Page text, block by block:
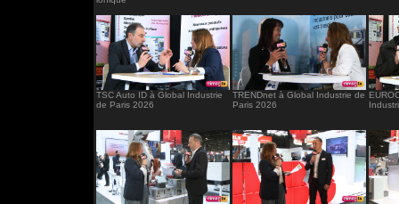
TSC Auto ID à Global Industrie
de Paris 2026
TRENDnet à Global Industrie de
Paris 2026